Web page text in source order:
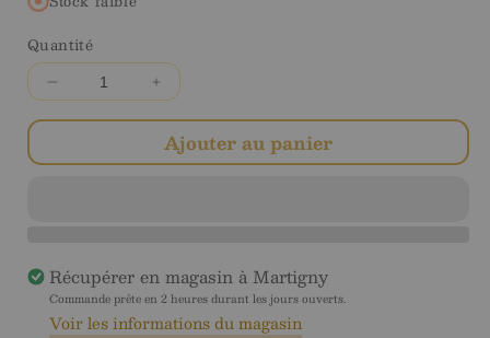
Quantité
Diminuer
la
pour
rainbow
Augmenter
la
quantité
pour
rainbow
Ajouter au panier
Récupérer en magasin à Martigny
Commande prête en 2 heures durant les jours ouverts.
Voir les informations du magasin